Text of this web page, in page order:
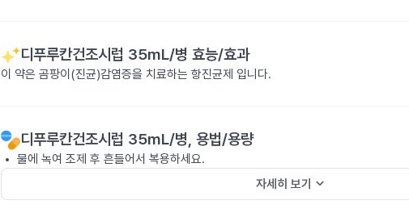
디푸루칸건조시럽 35mL/병 효능/효과
이 약은 곰팡이(진균)감염증을 치료하는 항진균제 입니다.
디푸루칸건조시럽 35mL/병, 용법/용량
물에 녹여 조제 후 흔들어서 복용하세요.
자세히 보기 keyboard_arrow_down